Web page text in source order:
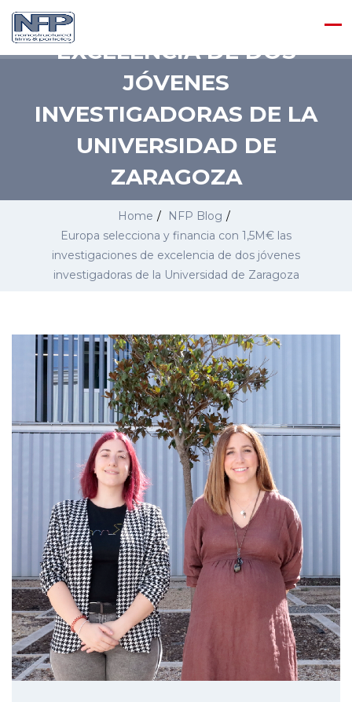
INVESTIGACIONES DE
EXCELENCIA DE DOS
JÓVENES
INVESTIGADORAS DE LA
UNIVERSIDAD DE
ZARAGOZA
Home / NFP Blog /
Europa selecciona y financia con 1,5M€ las
investigaciones de excelencia de dos jóvenes
investigadoras de la Universidad de Zaragoza